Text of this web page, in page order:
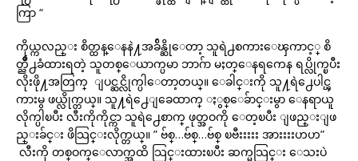
ကြာ “
ကိုယ္ကလည္း စိတ္ထန္ေနနဲ႔အခ်ိန္ဆိုေတာ့ သူရဲ႕စကားေၾကာင့္ စိ
တ္ညိဳ႕ခံထားရတဲ့ သူတစ္ေယာက္ပမာ ဘာဂ်ာ မႈတ္ေနရကေန ရပ္လိုက္ၿပီး
လိုးဖို႔အတြက္ ျပင္ဆင္လိုက္ပါေတာ့တယ္။ ေခါင္းကို သူ႔ရဲ႕ေပါင္ၾ
ကားမွ ဖယ္လိုက္တယ္။ သူ႔ရဲ႕ေျခေထာက္ ႏွစ္ေခ်ာင္းမွာ ေနရာယူ
လိုက္ပါၿပီး လီးကိုကိုင္ကာ သူရဲ႕ေစာက္ ဖုတ္အဝကို ေတ့ၿပီး ျဖည္းျဖ
ည္းခ်င္း ဖိသြင္းလိုက္တယ္။ ” ဗ်စ္…ဗ်စ္…ဗ်စ္ ၿဗီးးးးး အားးးးဟဟ”
လီးကို တစ္ဝက္ေလာက္အထိ သြင္းထားၿပီး ဆက္မသြင္း ေသးပဲ